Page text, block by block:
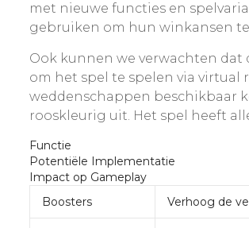
met nieuwe functies en
gebruiken om hun winkansen
Ook kunnen we verwachten dat
om het spel te spelen via virtual
weddenschappen beschikbaar
rooskleurig uit. Het spel heeft
Functie
Potentiële Implementatie
Impact op Gameplay
Boosters
Verhoog de